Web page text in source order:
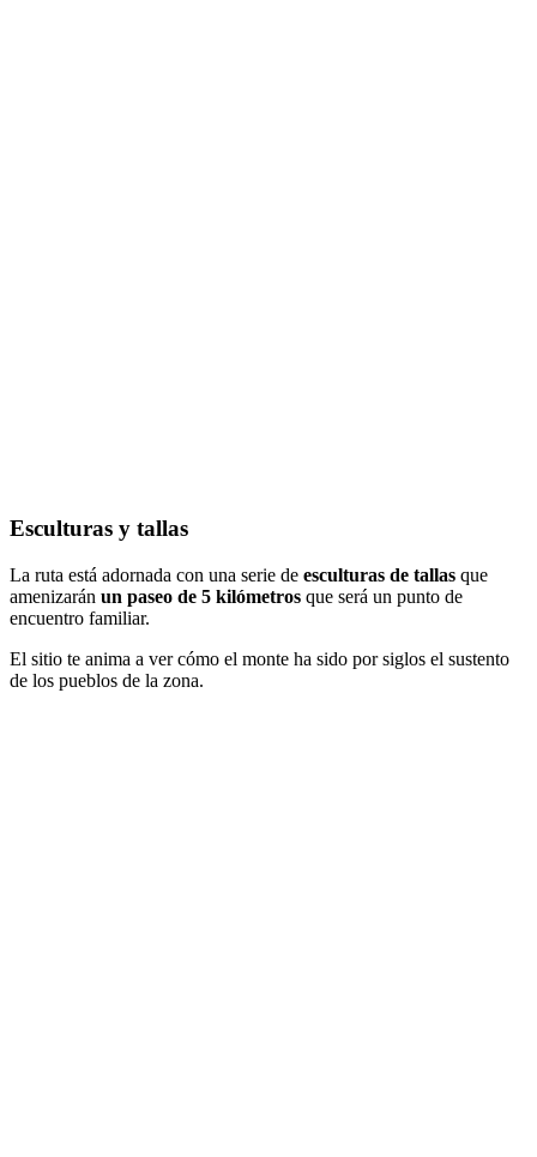
Esculturas y tallas
La ruta está adornada con una serie de esculturas de tallas que
amenizarán un paseo de 5 kilómetros que será un punto de
encuentro familiar.
El sitio te anima a ver cómo el monte ha sido por siglos el sustento
de los pueblos de la zona.